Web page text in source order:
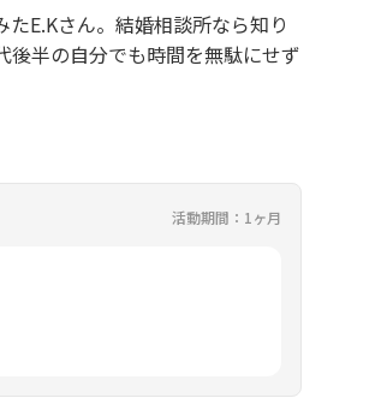
E.Kさん。結婚相談所なら知り
後半の自分でも時間を無駄にせず
活動期間：1ヶ月